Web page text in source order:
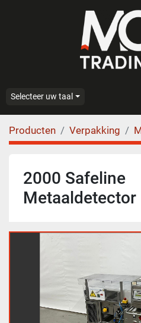
Selecteer uw taal
Producten Verpakking
2000 Safeline
Metaaldetector